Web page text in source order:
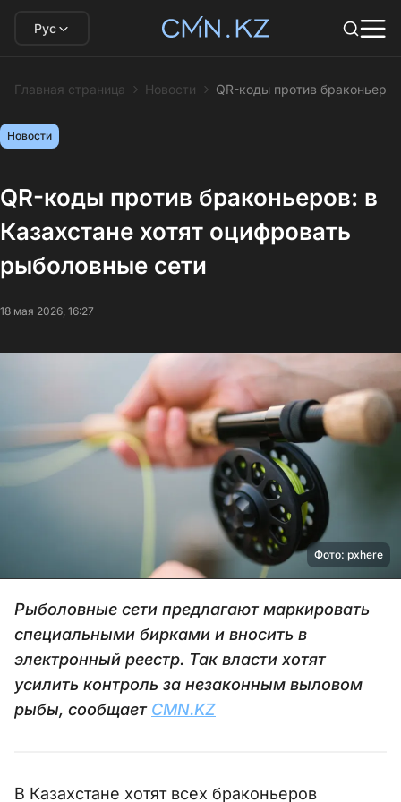
Рус
Главная страница Новости QR-коды против
Новости
QR-коды против браконьеров: в
Казахстане хотят оцифровать
рыболовные сети
18 мая 2026, 16:27
Фото: pxhere
Рыболовные сети предлагают маркировать
специальными бирками и вносить в
электронный реестр. Так власти хотят
усилить контроль за незаконным выловом
рыбы, сообщает CMN.KZ
В Казахстане хотят всех браконьеров